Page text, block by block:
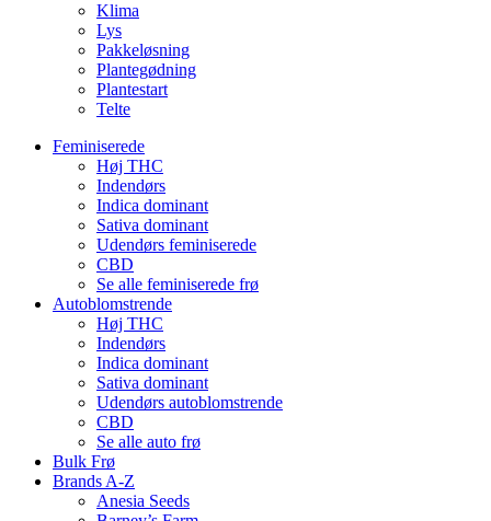
Klima
Lys
Pakkeløsning
Plantegødning
Plantestart
Telte
Feminiserede
Høj THC
Indendørs
Indica dominant
Sativa dominant
Udendørs feminiserede
CBD
Se alle feminiserede frø
Autoblomstrende
Høj THC
Indendørs
Indica dominant
Sativa dominant
Udendørs autoblomstrende
CBD
Se alle auto frø
Bulk Frø
Brands A-Z
Anesia Seeds